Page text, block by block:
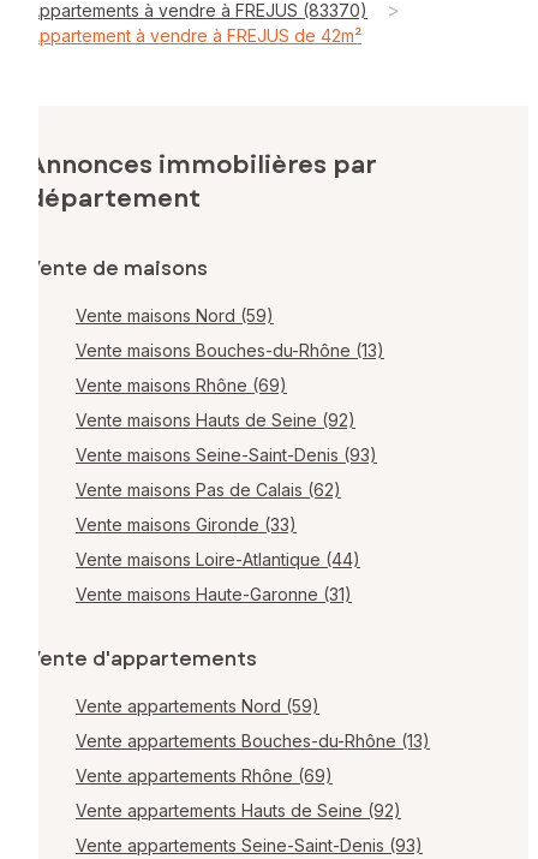
Appartements à vendre à FREJUS (83370) >
Appartement à vendre à FREJUS de 42m²
Annonces immobilières par
département
Vente de maisons
Vente maisons Nord (59)
Vente maisons Bouches-du-Rhône (13)
Vente maisons Rhône (69)
Vente maisons Hauts de Seine (92)
Vente maisons Seine-Saint-Denis (93)
Vente maisons Pas de Calais (62)
Vente maisons Gironde (33)
Vente maisons Loire-Atlantique (44)
Vente maisons Haute-Garonne (31)
Vente d'appartements
Vente appartements Nord (59)
Vente appartements Bouches-du-Rhône (13)
Vente appartements Rhône (69)
Vente appartements Hauts de Seine (92)
Vente appartements Seine-Saint-Denis (93)